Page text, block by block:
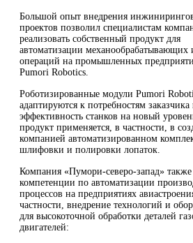
Большой опыт внедрения
проектов позволил специалистам
реализовать собственный продукт для
автоматизации механообрабатывающих
операций на промышленных
Pumori Robotics.
Роботизированные модули Pumori
адаптируются к потребностям
эффективность станков на новый
продукт применяется, в частности, в
компанией автоматизированном
шлифовки и полировки лопаток.
Компания «Пумори-северо-запад»
компетенции по автоматизации
процессов на предприятиях
частности, внедрение технологий и
для высокоточной обработки деталей
двигателей: